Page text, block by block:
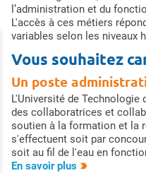
l’administration et du
L'accès à ces métiers
variables selon les niveaux
Vous souhaitez
Un poste
L'Université de Technologie
des collaboratrices et
soutien à la formation et la
s'effectuent soit par
soit au fil de l'eau en
En savoir plus